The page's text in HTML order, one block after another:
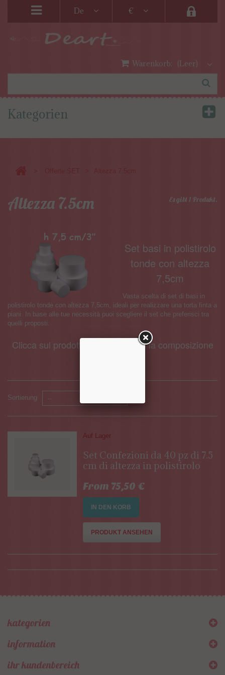
De €
Warenkorb: (Leer)
Kategorien
Altezza 7.5cm Es gibt 1 Produkt.
Set basi in polistirolo
tonde con altezza
7,5cm
Vasta scelta di set di basi in
polistirolo tonde con altezza 7,5cm, ideali per realizzare una torta finta a
piani. In base alle tue necessità puoi scegliere il set che preferisci tra
quelli proposti.
Clicca sul prodotto per conoscere la composizione
Sortierung --
Auf Lager
Set Confezioni da 40 pz di 7.5
cm di altezza in polistirolo
From 75,50 €
IN DEN KORB
PRODUKT ANSEHEN
kategorien
information
ihr kundenbereich